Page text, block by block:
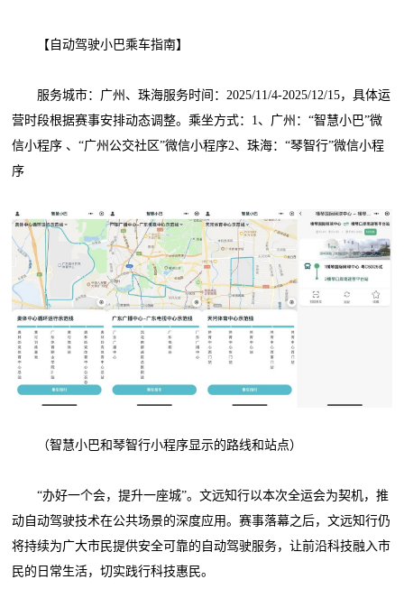
【自动驾驶小巴乘车指南】
服务城市：广州、珠海服务时间：2025/11/4-2025/12/15，具体运
营时段根据赛事安排动态调整。乘坐方式：1、广州：“智慧小巴”微
信小程序 、“广州公交社区”微信小程序2、珠海：“琴智行”微信小程
序
（智慧小巴和琴智行小程序显示的路线和站点）
“办好一个会，提升一座城”。文远知行以本次全运会为契机，推
动自动驾驶技术在公共场景的深度应用。赛事落幕之后，文远知行仍
将持续为广大市民提供安全可靠的自动驾驶服务，让前沿科技融入市
民的日常生活，切实践行科技惠民。